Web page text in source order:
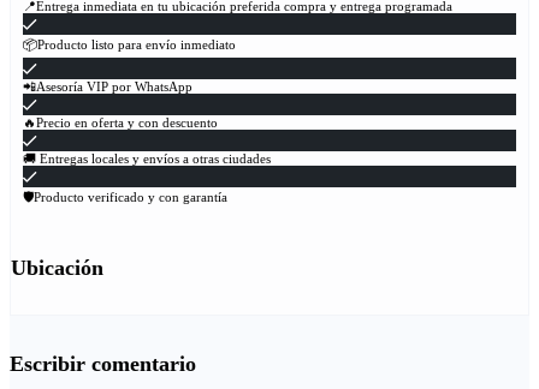
📍Entrega inmediata en tu ubicación preferida compra y entrega programada
📦Producto listo para envío inmediato
📲Asesoría VIP por WhatsApp
🔥Precio en oferta y con descuento
🚚 Entregas locales y envíos a otras ciudades
🛡Producto verificado y con garantía
Ubicación
Escribir comentario